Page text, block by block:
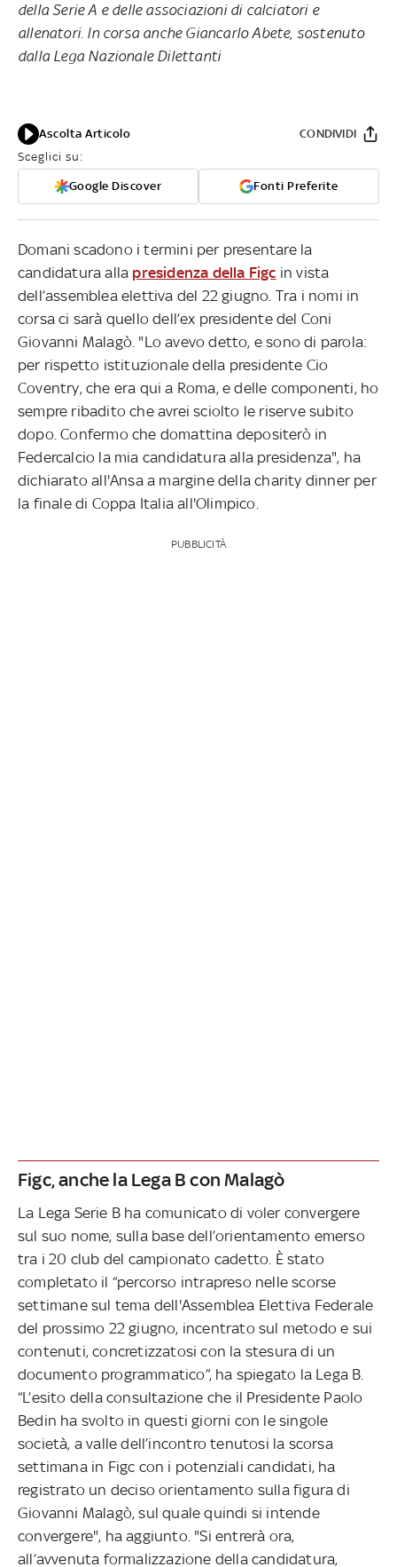
della Serie A e delle associazioni di calciatori e
allenatori. In corsa anche Giancarlo Abete, sostenuto
dalla Lega Nazionale Dilettanti
Ascolta Articolo
Sceglici su:
Google Discover Fonti Preferite
CONDIVIDI
Domani scadono i termini per presentare la
candidatura alla presidenza della Figc in vista
dell’assemblea elettiva del 22 giugno. Tra i nomi in
corsa ci sarà quello dell’ex presidente del Coni
Giovanni Malagò. "Lo avevo detto, e sono di parola:
per rispetto istituzionale della presidente Cio
Coventry, che era qui a Roma, e delle componenti, ho
sempre ribadito che avrei sciolto le riserve subito
dopo. Confermo che domattina depositerò in
Federcalcio la mia candidatura alla presidenza", ha
dichiarato all'Ansa a margine della charity dinner per
la finale di Coppa Italia all'Olimpico.
PUBBLICITÀ
Figc, anche la Lega B con Malagò
La Lega Serie B ha comunicato di voler convergere
sul suo nome, sulla base dell’orientamento emerso
tra i 20 club del campionato cadetto. È stato
completato il “percorso intrapreso nelle scorse
settimane sul tema dell'Assemblea Elettiva Federale
del prossimo 22 giugno, incentrato sul metodo e sui
contenuti, concretizzatosi con la stesura di un
documento programmatico”, ha spiegato la Lega B.
“L’esito della consultazione che il Presidente Paolo
Bedin ha svolto in questi giorni con le singole
società, a valle dell’incontro tenutosi la scorsa
settimana in Figc con i potenziali candidati, ha
registrato un deciso orientamento sulla figura di
Giovanni Malagò, sul quale quindi si intende
convergere", ha aggiunto. "Si entrerà ora,
all’avvenuta formalizzazione della candidatura,